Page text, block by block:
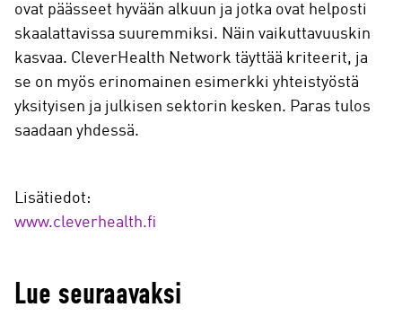
ovat päässeet hyvään alkuun ja jotka ovat helposti
skaalattavissa suuremmiksi. Näin vaikuttavuuskin
kasvaa. CleverHealth Network täyttää kriteerit, ja
se on myös erinomainen esimerkki yhteistyöstä
yksityisen ja julkisen sektorin kesken. Paras tulos
saadaan yhdessä.
Lisätiedot:
www.cleverhealth.fi
Lue seuraavaksi